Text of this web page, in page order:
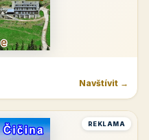
Navštívit →
REKLAMA